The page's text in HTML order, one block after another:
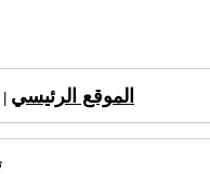
الموقع الرئيسي